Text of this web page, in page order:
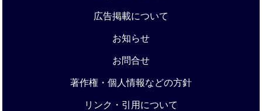
広告掲載について
お知らせ
お問合せ
著作権・個人情報などの方針
リンク・引用について